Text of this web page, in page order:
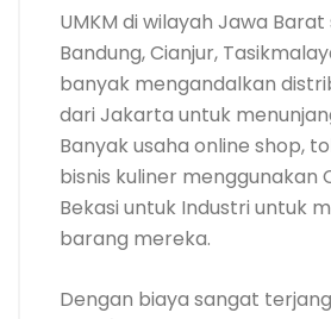
UMKM di wilayah Jawa
Bandung, Cianjur,
banyak mengandalkan
dari Jakarta untuk
Banyak usaha online shop,
bisnis kuliner menggunakan
Bekasi untuk Industri untuk
barang mereka.
Dengan biaya sangat